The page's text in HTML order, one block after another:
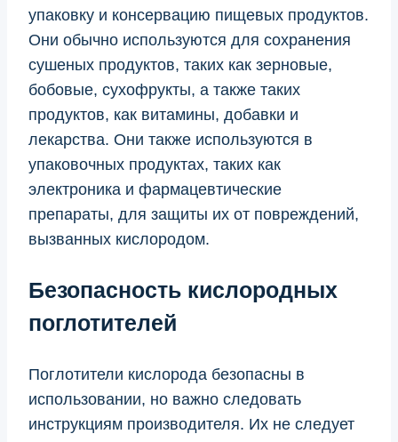
упаковку и консервацию пищевых продуктов.
Они обычно используются для сохранения
сушеных продуктов, таких как зерновые,
бобовые, сухофрукты, а также таких
продуктов, как витамины, добавки и
лекарства. Они также используются в
упаковочных продуктах, таких как
электроника и фармацевтические
препараты, для защиты их от повреждений,
вызванных кислородом.
Безопасность кислородных
поглотителей
Поглотители кислорода безопасны в
использовании, но важно следовать
инструкциям производителя. Их не следует